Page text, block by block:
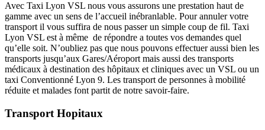
Avec Taxi Lyon VSL nous vous assurons une prestation haut de
gamme avec un sens de l’accueil inébranlable. Pour annuler votre
transport il vous suffira de nous passer un simple coup de fil. Taxi
Lyon VSL est à même de répondre a toutes vos demandes quel
qu’elle soit. N’oubliez pas que nous pouvons effectuer aussi bien les
transports jusqu’aux Gares/Aéroport mais aussi des transports
médicaux à destination des hôpitaux et cliniques avec un VSL ou un
taxi Conventionné Lyon 9. Les transport de personnes à mobilité
réduite et malades font partit de notre savoir-faire.
Transport Hopitaux